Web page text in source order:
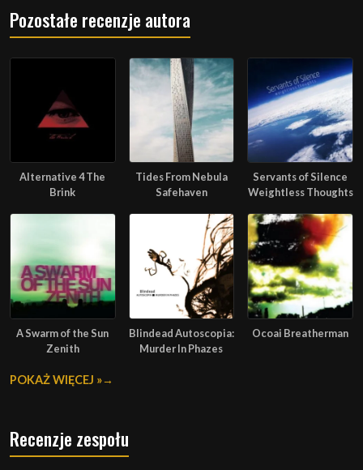
Pozostałe recenzje autora
Alternative 4 The
Brink
Tides From Nebula
Safehaven
Servants of Silence
Weightless Thoughts
A Swarm of the Sun
Zenith
Blindead Autoscopia:
Murder In Phazes
Ocoai Breatherman
POKAŻ WIĘCEJ »
Recenzje zespołu